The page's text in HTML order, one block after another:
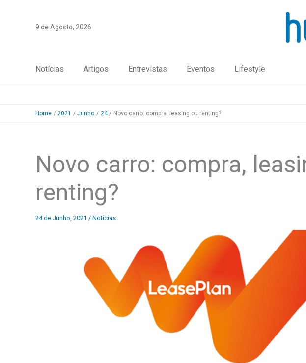
9 de Agosto, 2026
Notícias Artigos Entrevistas Eventos Lifestyle
Home 2021 Junho 24 Novo carro: compra, leasing ou renting?
Novo carro: compra,
renting?
24 de Junho, 2021 / Notícias